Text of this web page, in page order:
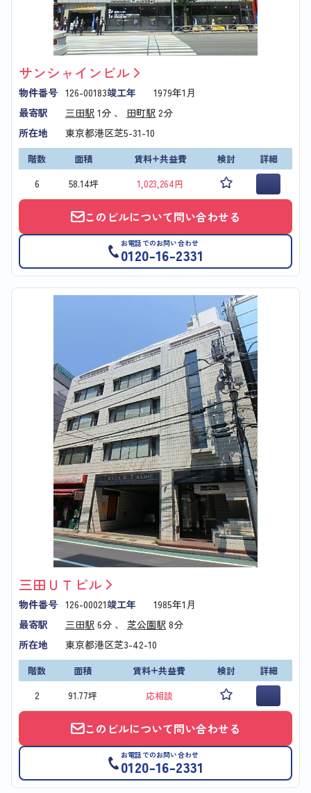
サンシャインビル
物件番号 126-00183竣工年
1979年1月
最寄駅
三田駅 1分 、 田町駅 2分
所在地
東京都港区芝5-31-10
階数 面積 賃料+共益費 検討
詳細
6
58.14坪 1,023,264円
このビルについて問い合わせる
お電話でのお問い合わせ
0120-16-2331
三田ＵＴビル
物件番号 126-00021竣工年
1985年1月
最寄駅
三田駅 6分 、 芝公園駅 8分
所在地
東京都港区芝3-42-10
階数 面積 賃料+共益費 検討
詳細
2
91.77坪 応相談
このビルについて問い合わせる
お電話でのお問い合わせ
0120-16-2331